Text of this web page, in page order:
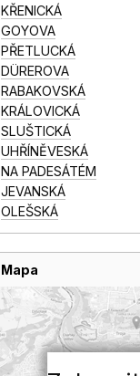
KŘENICKÁ
GOYOVA
PŘETLUCKÁ
DÜREROVA
RABAKOVSKÁ
KRÁLOVICKÁ
SLUŠTICKÁ
UHŘÍNĚVESKÁ
NA PADESÁTÉM
JEVANSKÁ
OLEŠSKÁ
Mapa